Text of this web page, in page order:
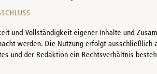
und Vollständigkeit eigener Inhalte und
werden. Die Nutzung erfolgt
und der Redaktion ein Rechtsverhältnis